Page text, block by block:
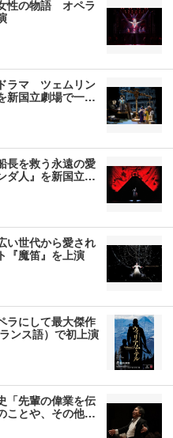
性の物語 オペラ
ラマ ツェムリン
新国立劇場で一…
長を救う永遠の愛
ダ人』を新国立…
い世代から愛され
『魔笛』を上演
ラにして最大傑作
ンス語）で初上演
「先輩の偉業を伝
ことや、その他…